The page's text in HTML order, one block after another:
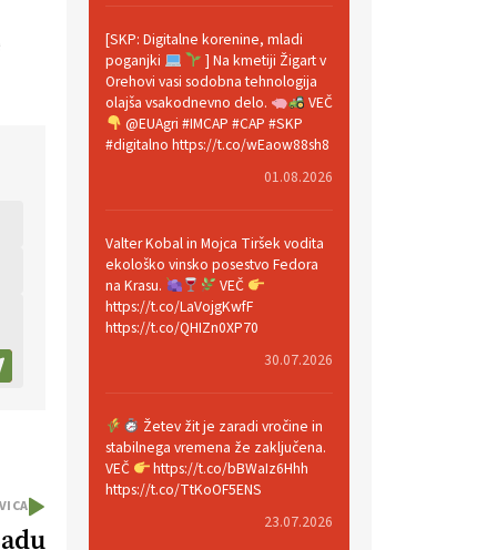
[SKP: Digitalne korenine, mladi
poganjki
] Na kmetiji Žigart v
Orehovi vasi sodobna tehnologija
olajša vsakodnevno delo.
VEČ
@EUAgri #IMCAP #CAP #SKP
#digitalno https://t.co/wEaow88sh8
01.08.2026
Valter Kobal in Mojca Tiršek vodita
ekološko vinsko posestvo Fedora
na Krasu.
VEČ
https://t.co/LaVojgKwfF
https://t.co/QHIZn0XP70
30.07.2026
Žetev žit je zaradi vročine in
stabilnega vremena že zaključena.
VEČ
https://t.co/bBWaIz6Hhh
https://t.co/TtKoOF5ENS
23.07.2026